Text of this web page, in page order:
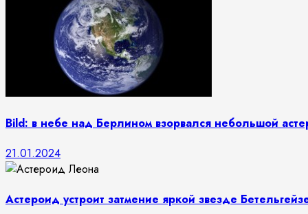
Bild: в небе над Берлином взорвался небольшой
21.01.2024
Астероид устроит затмение яркой звезде